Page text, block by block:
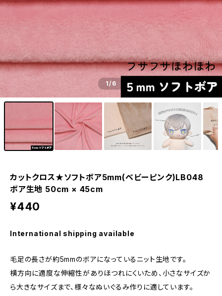
1/6
カットクロス★ソフトボア5mm(ベビーピンク)LB048
ボア生地 50cm × 45cm
¥440
International shipping available
毛足の長さが約5mmのボアになっているニット生地です。
横方向に適度な伸縮性がありほつれにくいため、小さなサイズか
ら大きなサイズまで、様々なぬいぐるみ作りに適しています。